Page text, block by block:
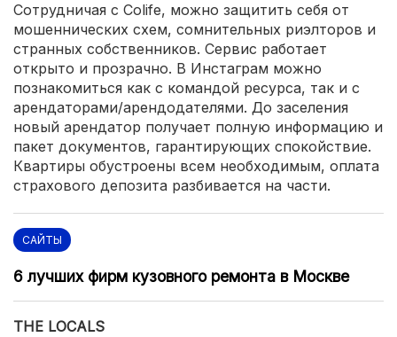
Сотрудничая с Colife, можно защитить себя от
мошеннических схем, сомнительных риэлторов и
странных собственников. Сервис работает
открыто и прозрачно. В Инстаграм можно
познакомиться как с командой ресурса, так и с
арендаторами/арендодателями. До заселения
новый арендатор получает полную информацию и
пакет документов, гарантирующих спокойствие.
Квартиры обустроены всем необходимым, оплата
страхового депозита разбивается на части.
САЙТЫ
6 лучших фирм кузовного ремонта в Москве
THE LOCALS